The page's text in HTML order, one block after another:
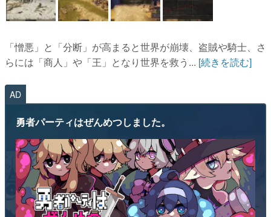
「憎悪」と「分断」が高まると世界が崩壊、盗賊や騎士、さ
らには「商人」や「王」となり世界を救う... [続きを読む]
AD
勇者パーティはぜんめつしました。